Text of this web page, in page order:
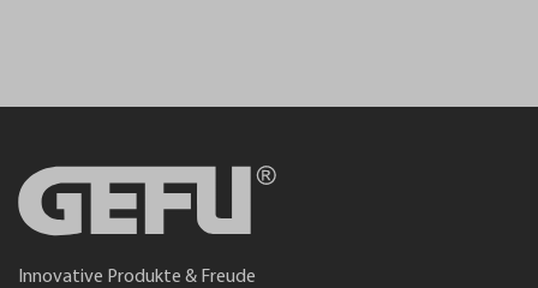
Innovative Produkte & Freude